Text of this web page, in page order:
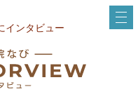
インタビュー